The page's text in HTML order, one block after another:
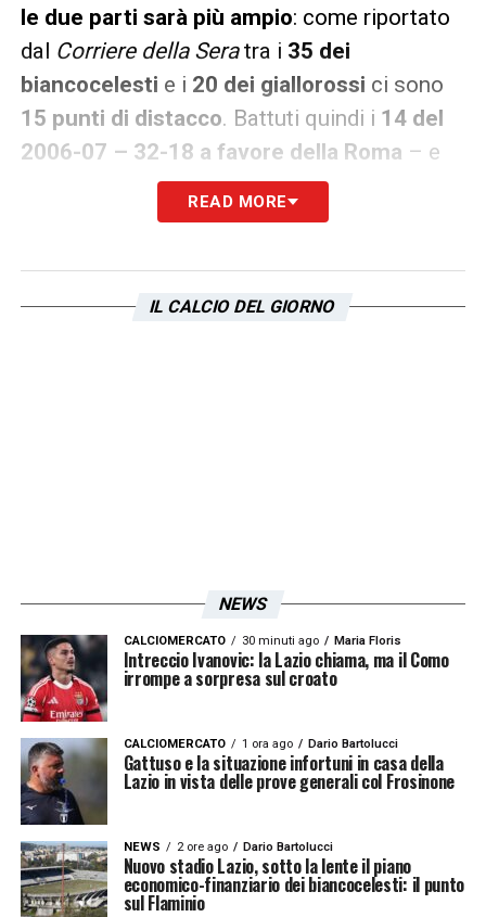
le due parti sarà più ampio: come riportato
dal Corriere della Seratra i 35 dei
biancocelesti e i 20 dei giallorossi ci sono
15 punti di distacco. Battuti quindi i 14 del
2006-07 – 32-18 a favore della Roma – e
2008-09 – 22-8 per la Lazio
entrambi i casi c’è un asterisco:
LA PLAYLIST DELLE NOSTRE TOP NEWS
READ MORE
IL CALCIO DEL GIORNO
NEWS
CALCIOMERCATO 30 minuti ago Maria Floris
Intreccio Ivanovic: la Lazio chiama, ma il Como
irrompe a sorpresa sul croato
CALCIOMERCATO 1 ora ago Dario Bartolucci
Gattuso e la situazione infortuni in casa della
Lazio in vista delle prove generali col Frosinone
NEWS 2 ore ago Dario Bartolucci
Nuovo stadio Lazio, sotto la lente il piano
economico-finanziario dei biancocelesti: il punto
sul Flaminio